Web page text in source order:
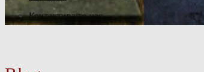
Контактирајте нас